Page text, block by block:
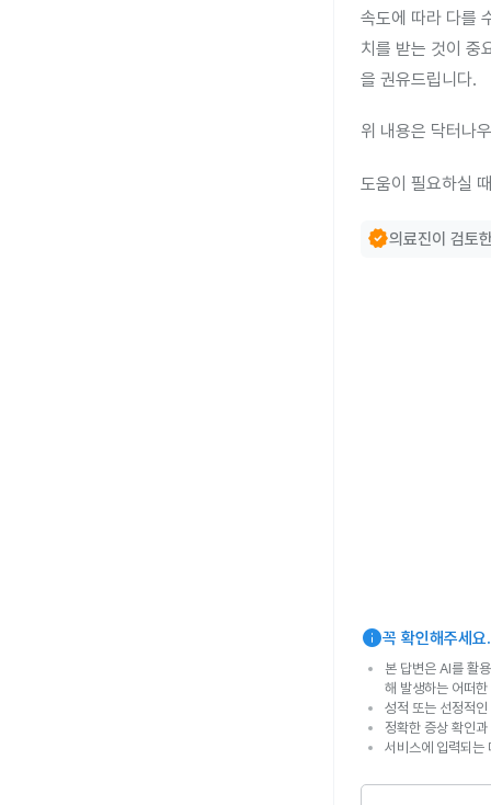
속도에 따라 다를
치를 받는 것이 중
을 권유드립니다.
위 내용은 닥터나
도움이 필요하실
verified의료진이 검토
info꼭 확인해주세요.
본 답변은 AI를 활
해 발생하는 어떠
성적 또는 선정적
정확한 증상 확인
서비스에 입력되